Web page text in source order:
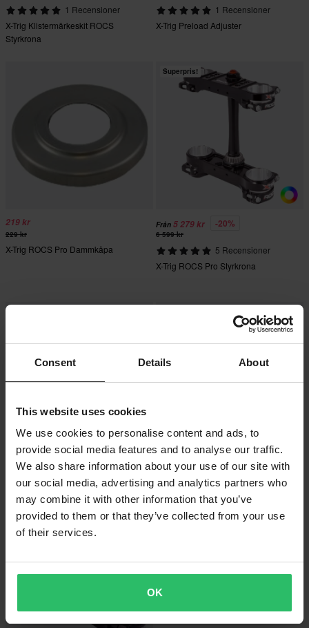
Consent Details About
This website uses cookies
We use cookies to personalise content and ads, to
provide social media features and to analyse our traffic.
We also share information about your use of our site with
our social media, advertising and analytics partners who
may combine it with other information that you’ve
provided to them or that they’ve collected from your use
of their services.
OK
1 Recensioner
X-Trig Klistermärkeskit ROCS
Styrkrona
1 Recensioner
X-Trig Preload Adjuster
219 kr
229 kr
X-Trig ROCS Pro Dammkåpa
Superpris!
Från 5 279 kr -20%
6 599 kr
5 Recensioner
X-Trig ROCS Pro Styrkrona
139 kr -22%
X-Trig Låsskruv Styrstam
Från 4 639 kr -20%
5 799 kr
X-Trig ROCS Tech Styrkrona